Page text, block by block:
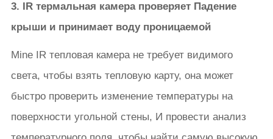
3. IR термальная камера проверяет Падение
крыши и принимает воду проницаемой
Mine IR тепловая камера не требует видимого
света, чтобы взять тепловую карту, она может
быстро проверить изменение температуры на
поверхности угольной стены, И провести анализ